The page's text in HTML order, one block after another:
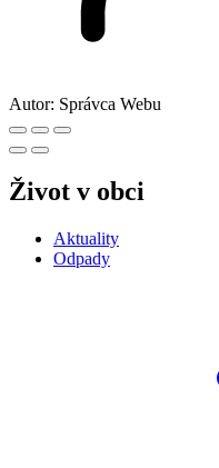
Autor: Správca Webu
Život v obci
Aktuality
Odpady